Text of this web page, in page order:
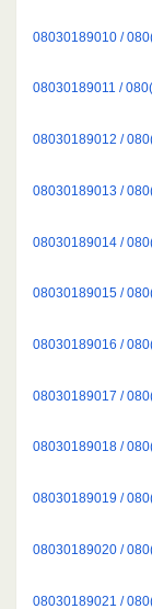
08030189010 /
08030189011 /
08030189012 /
08030189013 /
08030189014 /
08030189015 /
08030189016 /
08030189017 /
08030189018 /
08030189019 /
08030189020 /
08030189021 /